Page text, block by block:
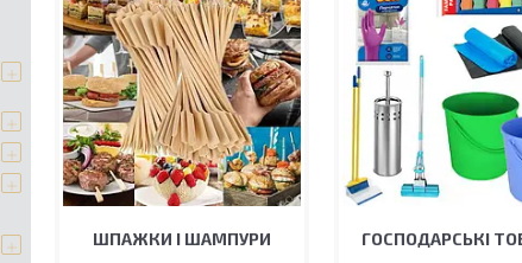
ШПАЖКИ І ШАМПУРИ ГОСПОДАРСЬКІ